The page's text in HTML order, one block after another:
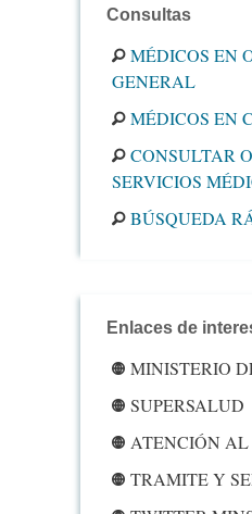
Consultas
MÉDICOS EN
GENERAL
MÉDICOS EN
CONSULTAR
SERVICIOS
BÚSQUEDA
Enlaces de
MINISTERIO
SUPERSALUD
ATENCIÓN
TRAMITE Y